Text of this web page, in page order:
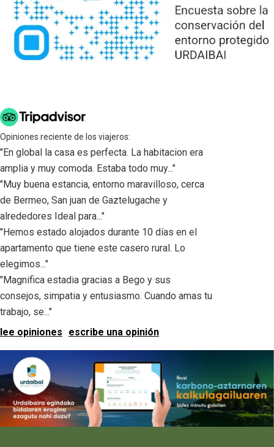
Opiniones reciente de los viajeros:
"En global la casa es perfecta. La habitacion era
amplia y muy comoda. Estaba todo muy..."
"Muy buena estancia, entorno maravilloso, cerca
de Bermeo, San juan de Gaztelugache y
alrededores Ideal para..."
"Hemos estado alojados durante 10 días en el
apartamento que tiene este casero rural. Lo
elegimos..."
"Magnifica estadia gracias a Bego y sus
consejos, simpatia y entusiasmo. Cuando amas tu
trabajo, se..."
lee opiniones
escribe una opinión